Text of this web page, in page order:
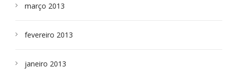
março 2013
fevereiro 2013
janeiro 2013